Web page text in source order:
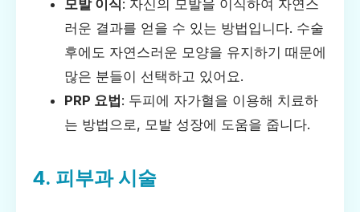
모발 이식: 자신의 모발을 이식하여 자연스
러운 결과를 얻을 수 있는 방법입니다. 수술
후에도 자연스러운 모양을 유지하기 때문에
많은 분들이 선택하고 있어요.
PRP 요법 : 두피에 자가혈을 이용해 치료하
는 방법으로, 모발 성장에 도움을 줍니다.
4. 피부과 시술